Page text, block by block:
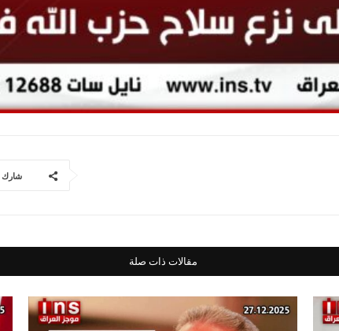
شارك
مقالات ذات صلة